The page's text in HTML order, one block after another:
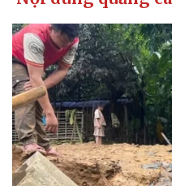
Thể thao
Bóng đá
Lịch thi đấu bóng đá
Thế giới thể thao
eSports
Hậu trường